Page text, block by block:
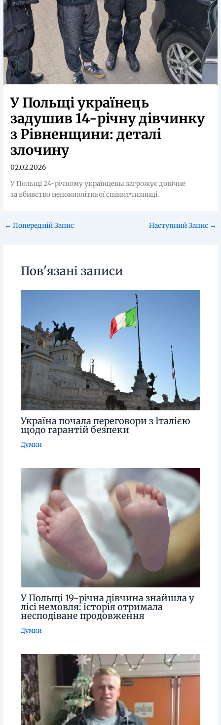
У Польщі українець
задушив 14-річну дівчинку
з Рівненщини: деталі
злочину
02.02.2026
У Польщі 24-річному українцевы загрожує довічне
за вбивство неповнолітньої співвітчизниці.
← Попередній Запис Наступний Запис →
Пов'язані записи
Україна почала переговори з Італією
щодо гарантій безпеки
Думки
У Польщі 19-річна дівчина знайшла у
лісі немовля: історія отримала
несподіване продовження
Думки